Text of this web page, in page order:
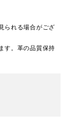
られる場合がござ
す。革の品質保持